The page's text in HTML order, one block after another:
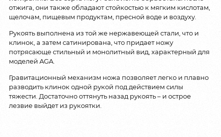
отжига, они также обладают стойкостью к мягким кислотам,
щелочам, пищевым продуктам, пресной воде и воздуху.
Рукоять выполнена из той же нержавеющей стали, что и
клинок, а затем сатинирована, что придает ножу
потрясающе стильный и монолитный вид, характерный для
моделей AGA.
Гравитационный механизм ножа позволяет легко и плавно
разводить клинок одной рукой под действием силы
тяжести. Достаточно оттянуть назад рукоять – и острое
лезвие выйдет из рукоятки.